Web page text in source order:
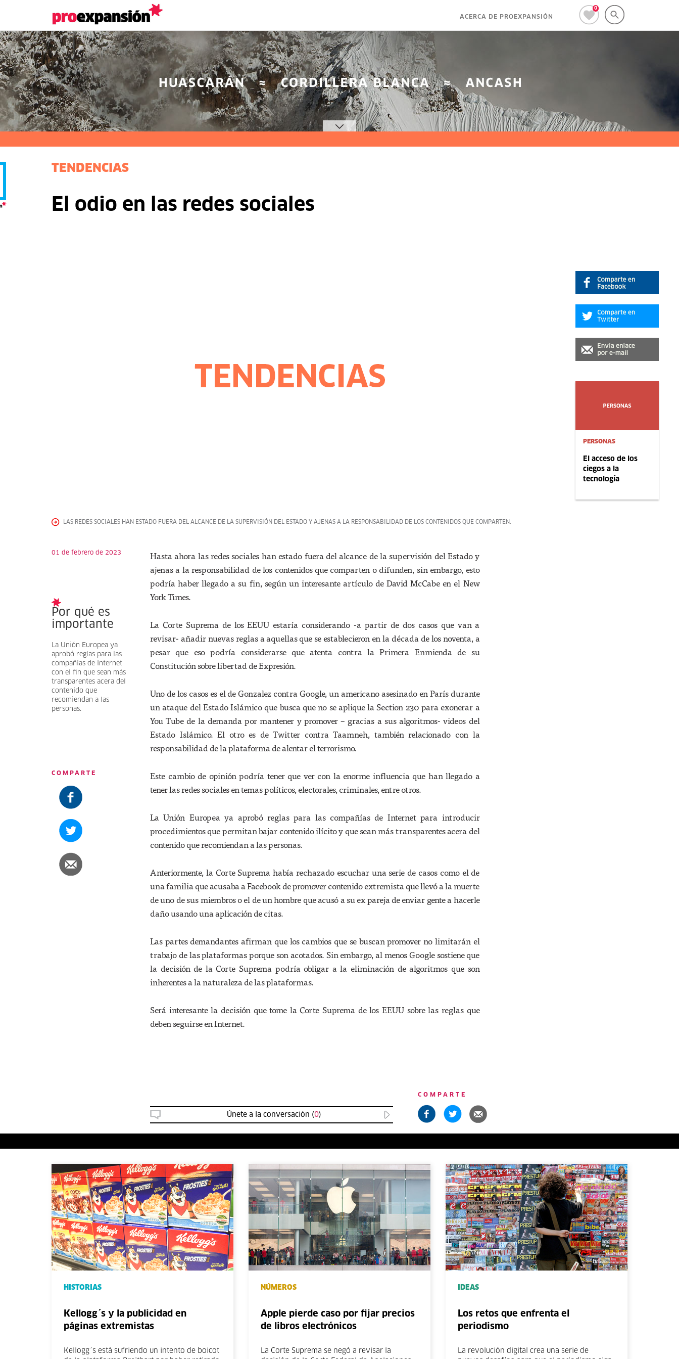
0
ACERCA DE PROEXPANSIÓN
PERSONAS
El acceso de los
ciegos a la
tecnología
TENDENCIAS
El odio en las redes sociales
LAS REDES SOCIALES HAN ESTADO FUERA DEL ALCANCE DE LA SUPERVISIÓN DEL ESTADO Y AJENAS A LA RESPONSABILIDAD DE LOS CONTENIDOS QUE COMPARTEN.
01 de febrero de 2023
Por qué es
importante
La Unión Europea ya
aprobó reglas para las
compañías de Internet
con el fin que sean más
transparentes acera del
contenido que
recomiendan a las
personas.
COMPARTE
Hasta ahora las redes sociales han estado fuera del alcance de la supervisión del Estado y
ajenas a la responsabilidad de los contenidos que comparten o difunden, sin embargo, esto
podría haber llegado a su fin, según un interesante artículo de David McCabe en el New
York Times.
La Corte Suprema de los EEUU estaría considerando -a partir de dos casos que van a
revisar- añadir nuevas reglas a aquellas que se establecieron en la década de los noventa, a
pesar que eso podría considerarse que atenta contra la Primera Enmienda de su
Constitución sobre libertad de Expresión.
Uno de los casos es el de Gonzalez contra Google, un americano asesinado en París durante
un ataque del Estado Islámico que busca que no se aplique la Section 230 para exonerar a
You Tube de la demanda por mantener y promover – gracias a sus algoritmos- videos del
Estado Islámico. El otro es de Twitter contra Taamneh, también relacionado con la
responsabilidad de la plataforma de alentar el terrorismo.
Este cambio de opinión podría tener que ver con la enorme influencia que han llegado a
tener las redes sociales en temas políticos, electorales, criminales, entre otros.
La Unión Europea ya aprobó reglas para las compañías de Internet para introducir
procedimientos que permitan bajar contenido ilícito y que sean más transparentes acera del
contenido que recomiendan a las personas.
Anteriormente, la Corte Suprema había rechazado escuchar una serie de casos como el de
una familia que acusaba a Facebook de promover contenido extremista que llevó a la muerte
de uno de sus miembros o el de un hombre que acusó a su ex pareja de enviar gente a hacerle
daño usando una aplicación de citas.
Las partes demandantes afirman que los cambios que se buscan promover no limitarán el
trabajo de las plataformas porque son acotados. Sin embargo, al menos Google sostiene que
la decisión de la Corte Suprema podría obligar a la eliminación de algoritmos que son
inherentes a la naturaleza de las plataformas.
Será interesante la decisión que tome la Corte Suprema de los EEUU sobre las reglas que
deben seguirse en Internet.
Únete a la conversación (0)
COMPARTE
HISTORIAS
Kellogg´s y la publicidad en
páginas extremistas
Kellogg´s está sufriendo un intento de boicot
NÚMEROS
Apple pierde caso por fijar precios
de libros electrónicos
La Corte Suprema se negó a revisar la
IDEAS
Los retos que enfrenta el
periodismo
La revolución digital crea una serie de